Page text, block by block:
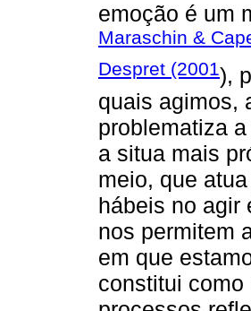
emoção é um
Maraschin &
Despret (2001),
quais agimos,
problematiza
a situa mais
meio, que
hábeis no agir
nos permitem
em que
constitui